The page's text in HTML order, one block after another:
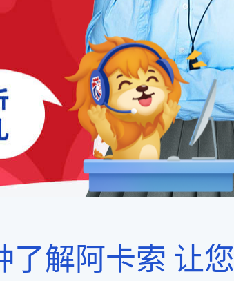
了解阿卡索 让您